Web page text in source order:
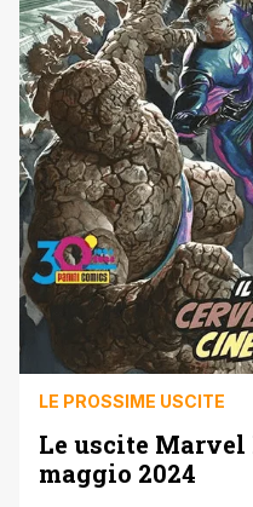
LE PROSSIME USCITE
Le uscite Marvel
maggio 2024